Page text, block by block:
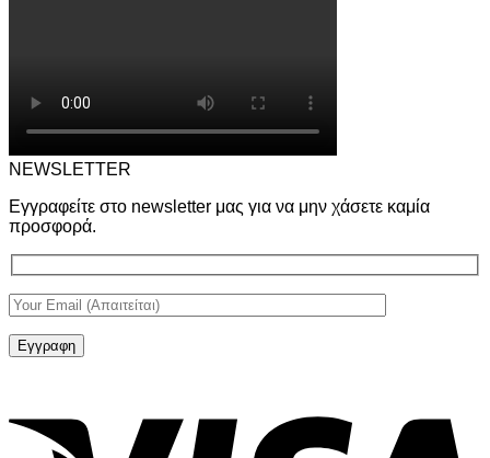
NEWSLETTER
Εγγραφείτε στο newsletter μας για να μην χάσετε καμία
προσφορά.